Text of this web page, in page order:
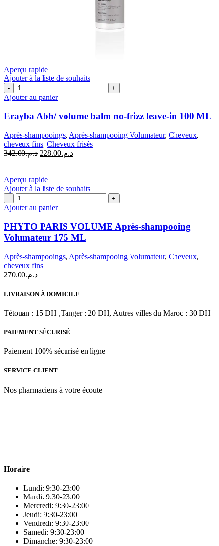
Aperçu rapide
Ajouter à la liste de souhaits
quantité
de
Abh/
volume
balm
no-
frizz
leave-
ML
Ajouter au panier
Erayba Abh/ volume balm no-frizz leave-in 100 ML
Après-shampooings, Après-shampooing Volumateur, Cheveux,
cheveux fins, Cheveux frisés
د.م.342.00
Le
était :
د.م.342.00.
د.م.228.00
Le
Aperçu rapide
Ajouter à la liste de souhaits
quantité
de
PHYTO
PARIS
VOLUME
Après-
Volumateur
175
ML
Ajouter au panier
PHYTO PARIS VOLUME Après-shampooing
Volumateur 175 ML
Après-shampooings, Après-shampooing Volumateur, Cheveux,
cheveux fins
د.م.270.00
LIVRAISON À DOMICILE
Tétouan : 15 DH ,Tanger : 20 DH, Autres villes du Maroc : 30 DH
PAIEMENT SÉCURISÉ
Paiement 100% sécurisé en ligne
SERVICE CLIENT
Nos pharmaciens à votre écoute
Horaire
Lundi: 9:30-23:00
Mardi: 9:30-23:00
Mercredi: 9:30-23:00
Jeudi: 9:30-23:00
Vendredi: 9:30-23:00
Samedi: 9:30-23:00
Dimanche: 9:30-23:00